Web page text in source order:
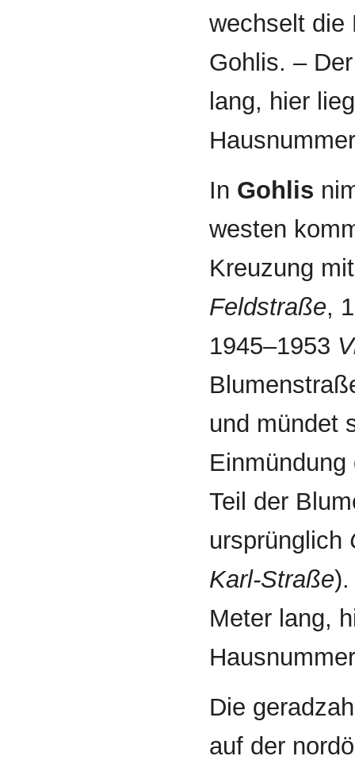
wechselt die
Gohlis. –
lang, hier
In Gohlis
westen
Kreuzung
Feld­straße,
1945–1953
und mündet
Teil der
ursprünglich
Karl-Straße).
Meter lang,
Die
auf der